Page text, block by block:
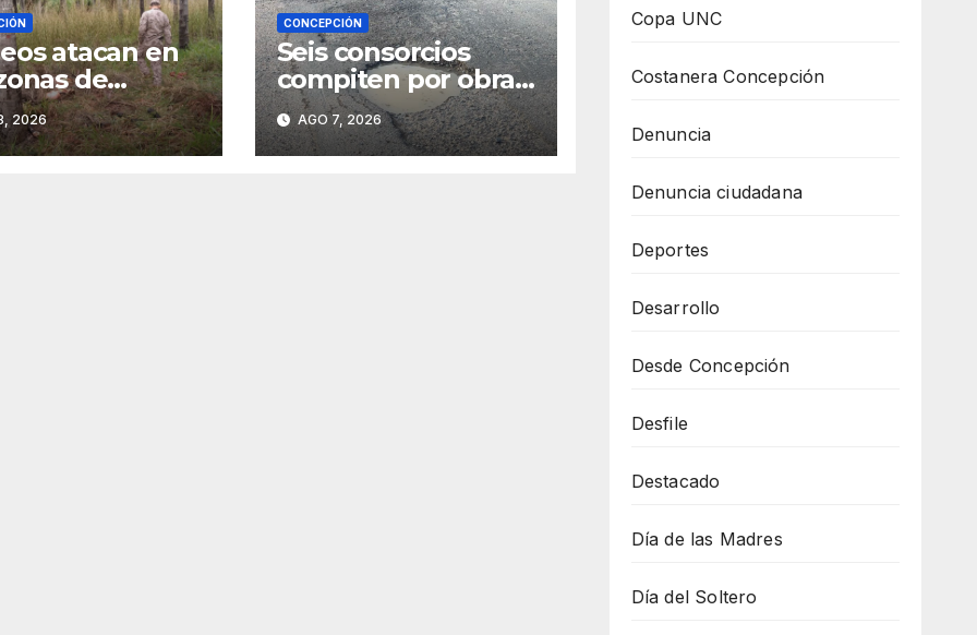
atacan en
de
2026
CONCEPCIÓN
Seis consorcios
compiten por obras
en la ruta PY22
entre Concepción y
Vallemí
AGO 7, 2026
Copa UNC
Costanera Concepción
Denuncia
Denuncia ciudadana
Deportes
Desarrollo
Desde Concepción
Desfile
Destacado
Día de las Madres
Día del Soltero